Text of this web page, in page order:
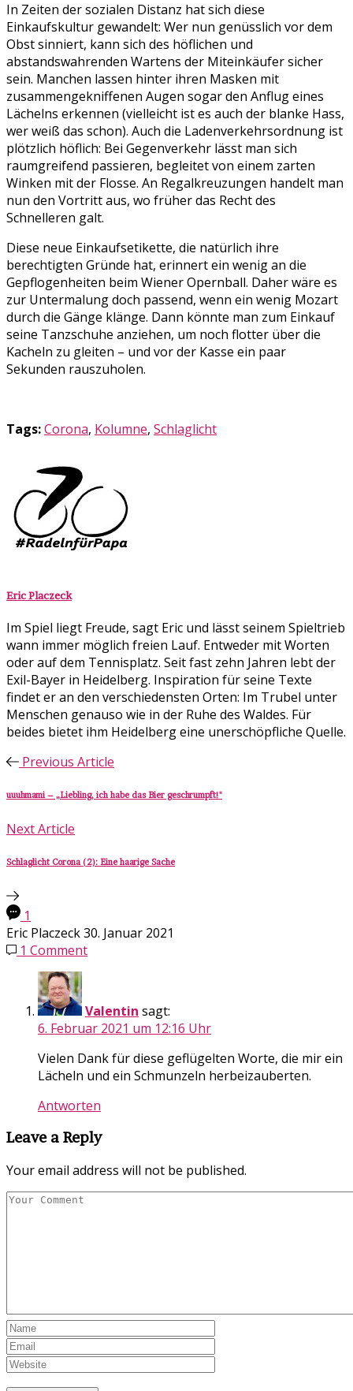
In Zeiten der sozialen Distanz hat sich diese
Einkaufskultur gewandelt: Wer nun genüsslich vor dem
Obst sinniert, kann sich des höflichen und
abstandswahrenden Wartens der Miteinkäufer sicher
sein. Manchen lassen hinter ihren Masken mit
zusammengekniffenen Augen sogar den Anflug eines
Lächelns erkennen (vielleicht ist es auch der blanke Hass,
wer weiß das schon). Auch die Ladenverkehrsordnung ist
plötzlich höflich: Bei Gegenverkehr lässt man sich
raumgreifend passieren, begleitet von einem zarten
Winken mit der Flosse. An Regalkreuzungen handelt man
nun den Vortritt aus, wo früher das Recht des
Schnelleren galt.
Diese neue Einkaufsetikette, die natürlich ihre
berechtigten Gründe hat, erinnert ein wenig an die
Gepflogenheiten beim Wiener Opernball. Daher wäre es
zur Untermalung doch passend, wenn ein wenig Mozart
durch die Gänge klänge. Dann könnte man zum Einkauf
seine Tanzschuhe anziehen, um noch flotter über die
Kacheln zu gleiten – und vor der Kasse ein paar
Sekunden rauszuholen.
Tags:Corona, Kolumne, Schlaglicht
Eric Placzeck
Im Spiel liegt Freude, sagt Eric und lässt seinem Spieltrieb
wann immer möglich freien Lauf. Entweder mit Worten
oder auf dem Tennisplatz. Seit fast zehn Jahren lebt der
Exil-Bayer in Heidelberg. Inspiration für seine Texte
findet er an den verschiedensten Orten: Im Trubel unter
Menschen genauso wie in der Ruhe des Waldes. Für
beides bietet ihm Heidelberg eine unerschöpfliche Quelle.
Previous Article
uuuhmami – „Liebling, ich habe das Bier geschrumpft!"
Next Article
Schlaglicht Corona (2): Eine haarige Sache
1
Eric Placzeck30. Januar 2021
1 Comment
Valentin sagt:
6. Februar 2021 um 12:16 Uhr
Vielen Dank für diese geflügelten Worte, die mir ein
Lächeln und ein Schmunzeln herbeizauberten.
Antworten
Leave a Reply
Your email address will not be published.